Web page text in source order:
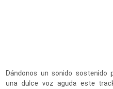
Dándonos un sonido
una dulce voz aguda este